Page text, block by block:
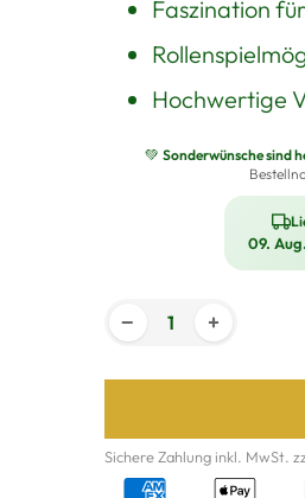
Faszination
Hochwertige
💚 Sonderwünsche sind
09.
− +
Sichere Zahlung inkl. MwSt.